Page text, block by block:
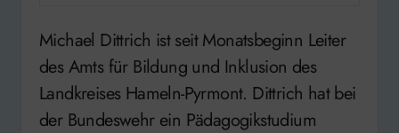
Michael Dittrich ist seit Monatsbeginn Leiter
des Amts für Bildung und Inklusion des
Landkreises Hameln-Pyrmont. Dittrich hat bei
der Bundeswehr ein Pädagogikstudium